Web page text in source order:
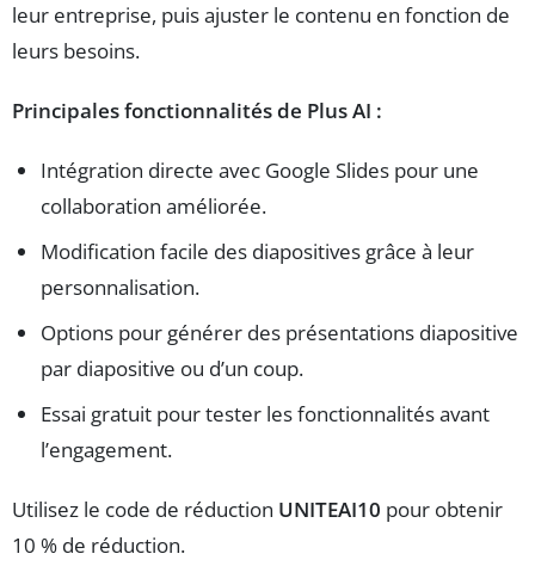
leur entreprise, puis ajuster le contenu en fonction de
leurs besoins.
Principales fonctionnalités de Plus AI :
Intégration directe avec Google Slides pour une
collaboration améliorée.
Modification facile des diapositives grâce à leur
personnalisation.
Options pour générer des présentations diapositive
par diapositive ou d’un coup.
Essai gratuit pour tester les fonctionnalités avant
l’engagement.
Utilisez le code de réduction UNITEAI10 pour obtenir
10 % de réduction.